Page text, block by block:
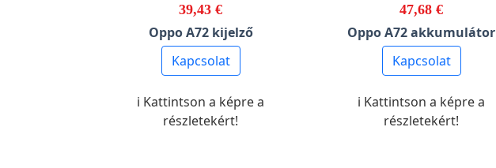
39,43 €
Oppo A72 kijelző
Kapcsolat
ℹ️ Kattintson a képre a
részletekért!
47,68 €
Oppo A72 akkumulátor
Kapcsolat
ℹ️ Kattintson a képre a
részletekért!